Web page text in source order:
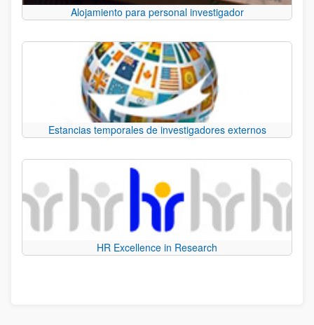
Alojamiento para personal investigador
Estancias temporales de investigadores externos
HR Excellence in Research